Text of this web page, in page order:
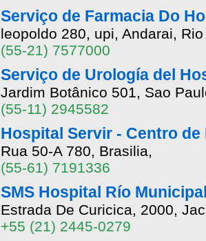
Serviço de Farmacia Do
leopoldo 280, upi, Andarai,
(55-21) 7577000
Serviço de Urología del
Jardim Botânico 501, Sao
(55-11) 2945582
Hospital Servir - Centro
Rua 50-A 780, Brasilia,
(55-61) 7191336
SMS Hospital Río
Estrada De Curicica, 2000,
+55 (21) 2445-0279